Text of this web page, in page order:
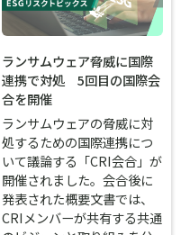
ランサムウェア脅威に国際
連携で対処 5回目の国際会
合を開催
ランサムウェアの脅威に対
処するための国際連携につ
いて議論する「CRI会合」が
開催されました。会合後に
発表された概要文書では、
CRIメンバーが共有する共通